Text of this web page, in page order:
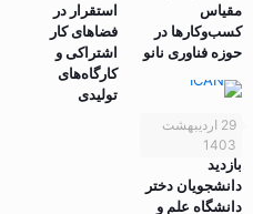
استقرار در
فضاهای کار
اشتراکی و
کارگاه‌های
تولیدی
مقیاس
کسب‌وکارها در
حوزه فناوری نانو
29 اردیبهشت
1403
بازدید
دانشجویان دختر
دانشگاه علم و